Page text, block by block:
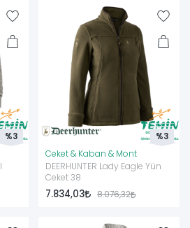
%3
Ceket & Kaban & Mont
DEERHUNTER Lady Eagle Yün
Ceket 38
7.834,03 8.076,32
%3